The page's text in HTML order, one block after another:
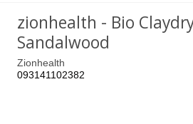
zionhealth - Bio
Sandalwood
Zionhealth
093141102382